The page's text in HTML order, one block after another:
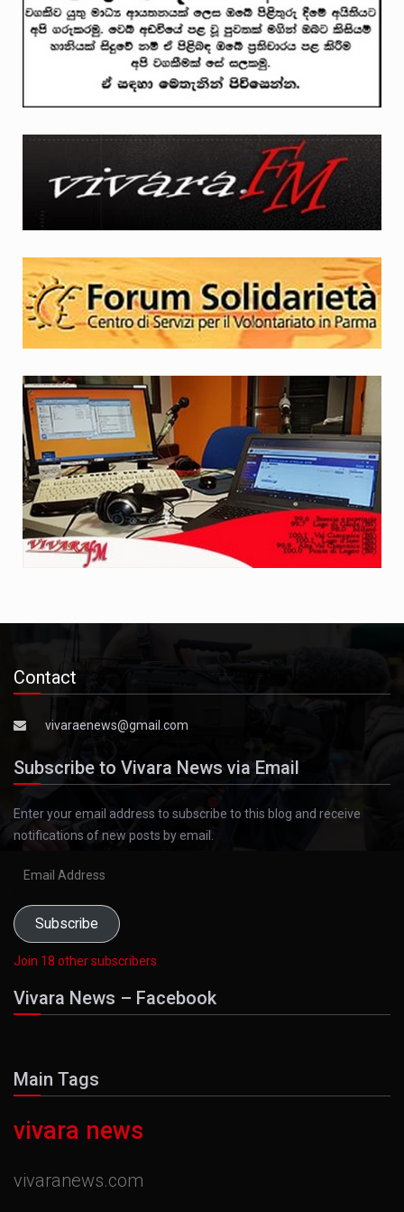
Contact
vivaraenews@gmail.com
Subscribe to Vivara News via Email
Enter your email address to subscribe to this blog and receive
notifications of new posts by email.
Subscribe
Join 18 other subscribers
Vivara News – Facebook
Main Tags
vivara news
vivaranews.com